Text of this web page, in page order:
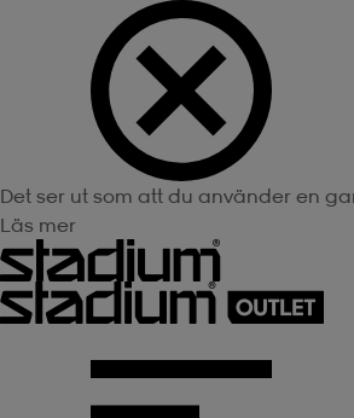
Det ser ut som att du använder en
Läs mer